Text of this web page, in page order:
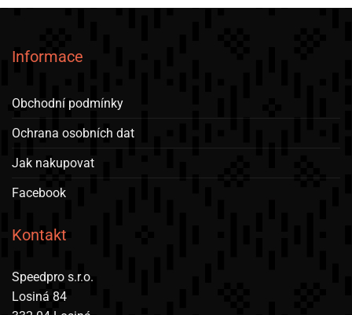
Informace
Obchodní podmínky
Ochrana osobních dat
Jak nakupovat
Facebook
Kontakt
Speedpro s.r.o.
Losiná 84